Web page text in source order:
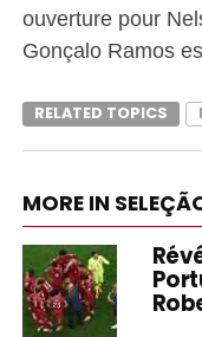
ouverture pour
Gonçalo Ramos
RELATED TOPICS
MORE IN